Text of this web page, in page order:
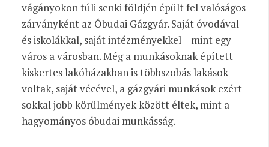
vágányokon túli senki földjén épült fel valóságos
zárványként az Óbudai Gázgyár. Saját óvodával
és iskolákkal, saját intézményekkel – mint egy
város a városban. Még a munkásoknak épített
kiskertes lakóházakban is többszobás lakások
voltak, saját vécével, a gázgyári munkások ezért
sokkal jobb körülmények között éltek, mint a
hagyományos óbudai munkásság.